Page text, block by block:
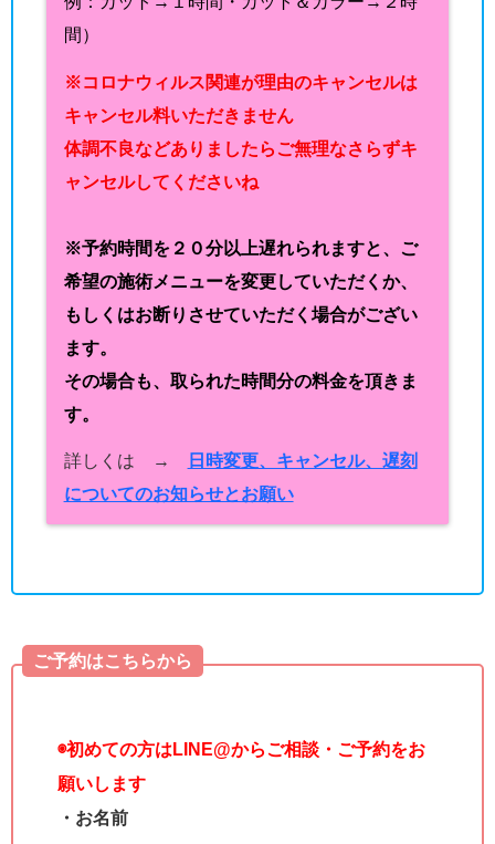
間）
※コロナウィルス関連が理由のキャンセルは
キャンセル料いただきません
体調不良などありましたらご無理なさらずキ
ャンセルしてくださいね
※予約時間を２０分以上遅れられますと、ご
希望の施術メニューを変更していただくか、
もしくはお断りさせていただく場合がござい
ます。
その場合も、取られた時間分の料金を頂きま
す。
詳しくは →
日時変更、キャンセル、遅刻
についてのお知らせとお願い
ご予約はこちらから
◉初めての方はLINE@からご相談・ご予約をお
願いします
・お名前